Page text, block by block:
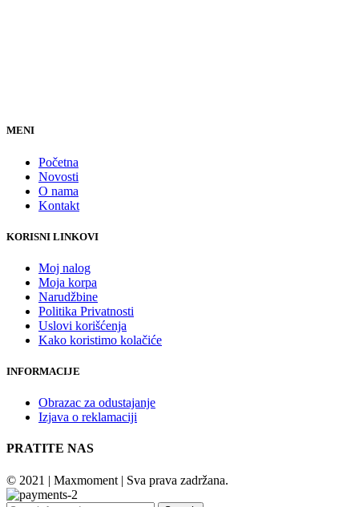
MENI
Početna
Novosti
O nama
Kontakt
KORISNI LINKOVI
Moj nalog
Moja korpa
Narudžbine
Politika Privatnosti
Uslovi korišćenja
Kako koristimo kolačiće
INFORMACIJE
Obrazac za odustajanje
Izjava o reklamaciji
PRATITE NAS
© 2021 | Maxmoment | Sva prava zadržana.